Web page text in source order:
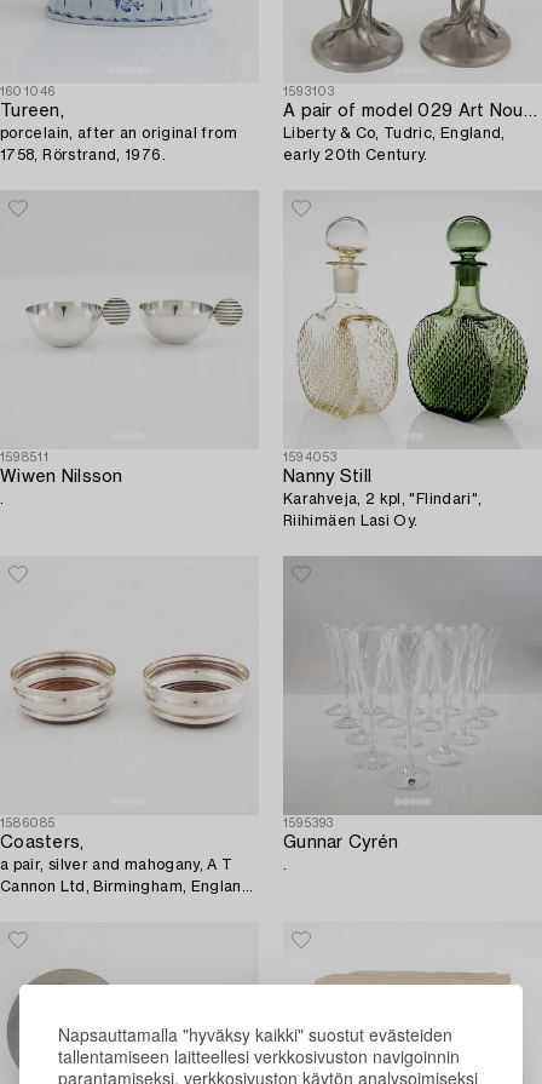
Napsauttamalla "hyväksy kaikki" suostut evästeiden
tallentamiseen laitteellesi verkkosivuston navigoinnin
parantamiseksi, verkkosivuston käytön analysoimiseksi
1601046
Tureen,
porcelain, after an original from
1758, Rörstrand, 1976.
1593103
A pair of model 029 Art Nouveau pewter vases,
Liberty & Co, Tudric, England,
early 20th Century.
1598511
Wiwen Nilsson
1594053
Nanny Still
Karahveja, 2 kpl, "Flindari",
Riihimäen Lasi Oy.
1586085
Coasters,
a pair, silver and mahogany, A T
Cannon Ltd, Birmingham, England
1595393
Gunnar Cyrén